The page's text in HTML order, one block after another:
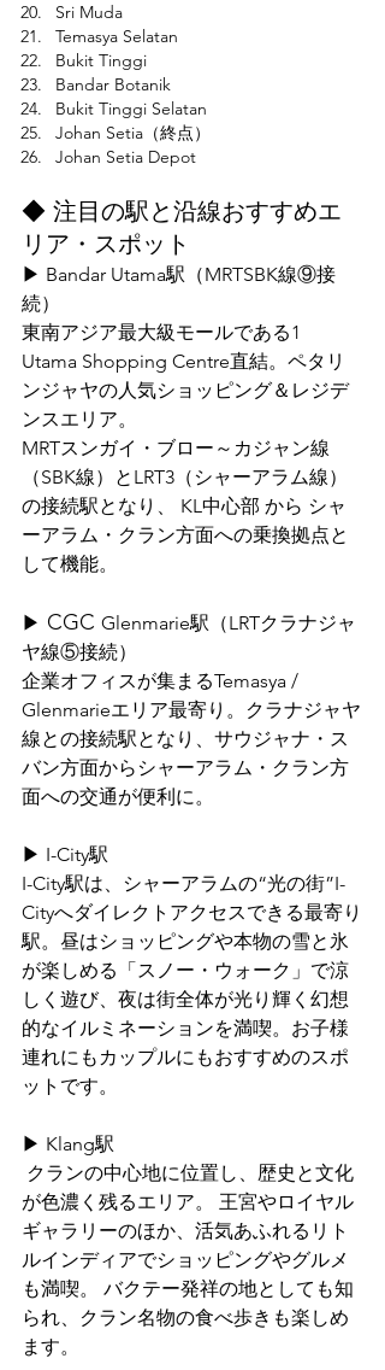
Sri Muda
Temasya Selatan
Bukit Tinggi
Bandar Botanik
Bukit Tinggi Selatan
Johan Setia（終点）
Johan Setia Depot
◆ 注目の駅と沿線おすすめエ
リア・スポット
▶ Bandar Utama駅（MRTSBK線⑨接
続）
東南アジア最大級モールである1
Utama Shopping Centre直結。ペタリ
ンジャヤの人気ショッピング＆レジデ
ンスエリア。
MRTスンガイ・ブロー～カジャン線
（SBK線）とLRT3（シャーアラム線）
の接続駅となり、 KL中心部 から シャ
ーアラム・クラン方面への乗換拠点と
して機能。
▶ CGC Glenmarie駅（LRTクラナジャ
ヤ線⑤接続）
企業オフィスが集まるTemasya /
Glenmarieエリア最寄り。クラナジャヤ
線との接続駅となり、サウジャナ・ス
バン方面からシャーアラム・クラン方
面への交通が便利に。
▶ I-City駅
I-City駅は、シャーアラムの“光の街”I-
Cityへダイレクトアクセスできる最寄り
駅。昼はショッピングや本物の雪と氷
が楽しめる「スノー・ウォーク」で涼
しく遊び、夜は街全体が光り輝く幻想
的なイルミネーションを満喫。お子様
連れにもカップルにもおすすめのスポ
ットです。
▶ Klang駅
が色濃く残るエリア。 王宮やロイヤル
ギャラリーのほか、活気あふれるリト
ルインディアでショッピングやグルメ
も満喫。 バクテー発祥の地としても知
られ、クラン名物の食べ歩きも楽しめ
ます。